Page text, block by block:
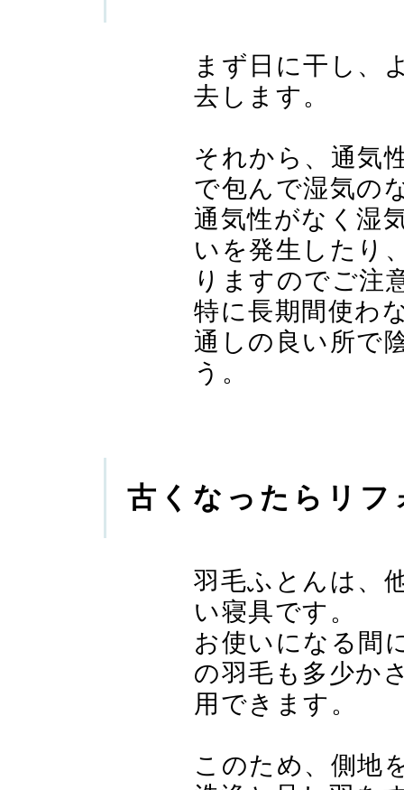
まず日に干し、
去します。
それから、通気
で包んで湿気の
通気性がなく湿
いを発生したり
りますのでご注
特に長期間使わ
通しの良い所で
う。
古くなったらリ
羽毛ふとんは、
い寝具です。
お使いになる間
の羽毛も多少か
用できます。
このため、側地